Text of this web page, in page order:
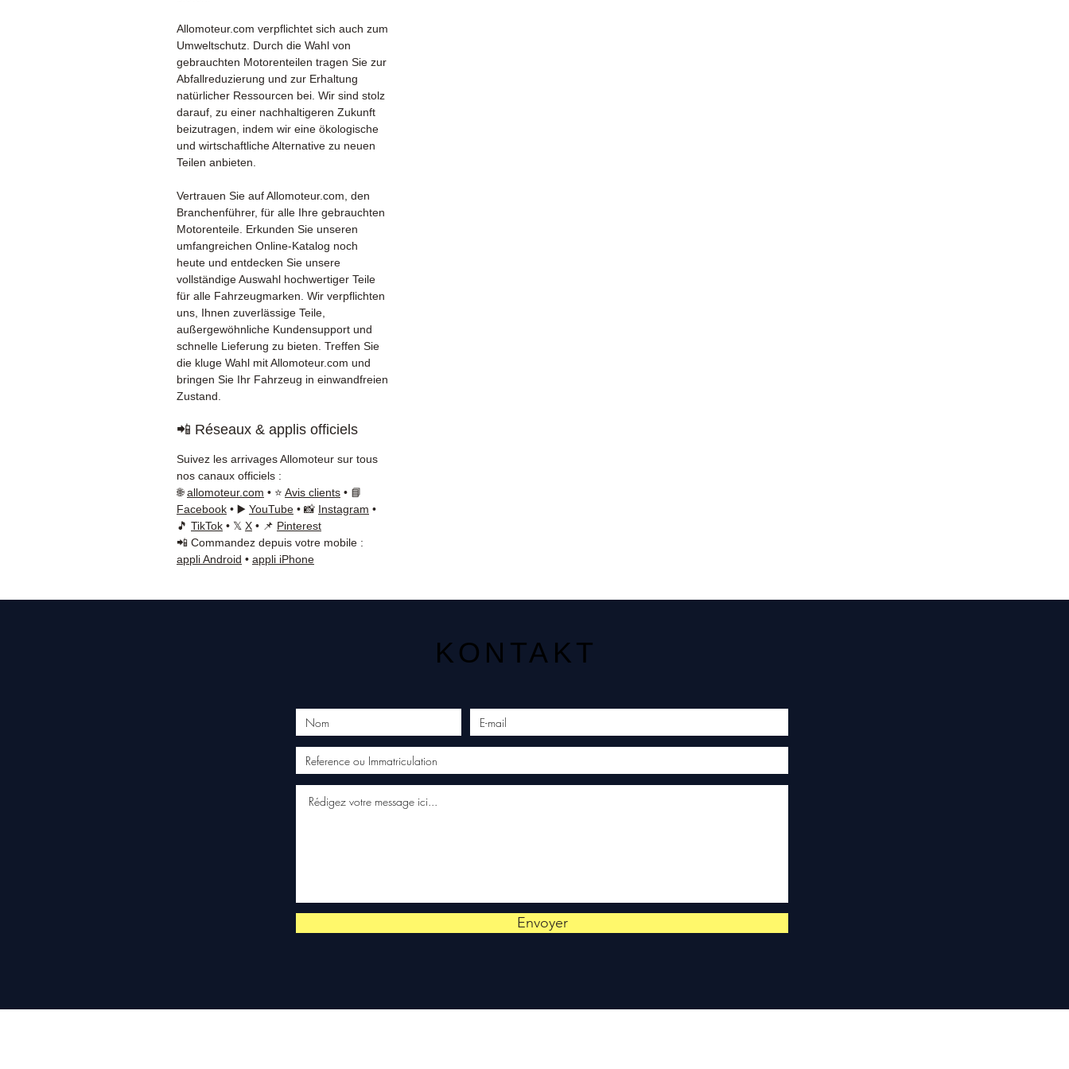
Allomoteur.com verpflichtet sich auch zum
Umweltschutz. Durch die Wahl von
gebrauchten Motorenteilen tragen Sie zur
Abfallreduzierung und zur Erhaltung
natürlicher Ressourcen bei. Wir sind stolz
darauf, zu einer nachhaltigeren Zukunft
beizutragen, indem wir eine ökologische
und wirtschaftliche Alternative zu neuen
Teilen anbieten.
Vertrauen Sie auf Allomoteur.com, den
Branchenführer, für alle Ihre gebrauchten
Motorenteile. Erkunden Sie unseren
umfangreichen Online-Katalog noch
heute und entdecken Sie unsere
vollständige Auswahl hochwertiger Teile
für alle Fahrzeugmarken. Wir verpflichten
uns, Ihnen zuverlässige Teile,
außergewöhnliche Kundensupport und
schnelle Lieferung zu bieten. Treffen Sie
die kluge Wahl mit Allomoteur.com und
bringen Sie Ihr Fahrzeug in einwandfreien
Zustand.
📲 Réseaux & applis officiels
Suivez les arrivages Allomoteur sur tous
nos canaux officiels :
🌐allomoteur.com • ⭐ Avis clients • 📘
Facebook • ▶️ YouTube • 📸 Instagram •
🎵 TikTok • 𝕏 X • 📌 Pinterest
📲 Commandez depuis votre mobile :
appli Android • appli iPhone
KONTAKT
Envoyer